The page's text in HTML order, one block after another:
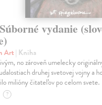
vydanie
Art| Kniha
no zároveň umelecky
druhej svetovej vojny a
milióny čitateľov po celom svete.
?